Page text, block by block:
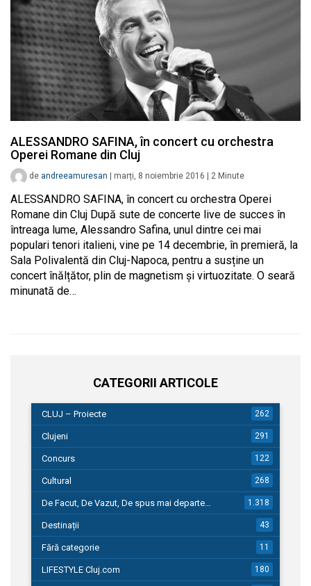
ALESSANDRO SAFINA, în concert cu orchestra
Operei Romane din Cluj
de andreeamuresan marți, 8 noiembrie 2016 2 Minute
ALESSANDRO SAFINA, în concert cu orchestra Operei
Romane din Cluj După sute de concerte live de succes în
întreaga lume, Alessandro Safina, unul dintre cei mai
populari tenori italieni, vine pe 14 decembrie, în premieră, la
Sala Polivalentă din Cluj-Napoca, pentru a susține un
concert înălțător, plin de magnetism și virtuozitate. O seară
minunată de…
CATEGORII ARTICOLE
CLUJ – Proiecte 262
Clujeni 291
Concurs 122
Cultural 268
De Facut, De Vazut, De spus mai departe… 1.318
Destinații 43
Fără categorie 11
LIFESTYLE Cluj.com 180